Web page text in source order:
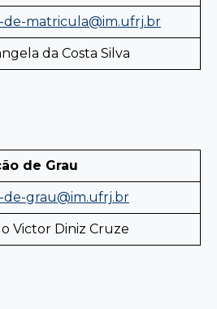
de-matricula@im.ufrj.br
da Costa Silva
de Grau
de-grau@im.ufrj.br
Victor Diniz Cruze